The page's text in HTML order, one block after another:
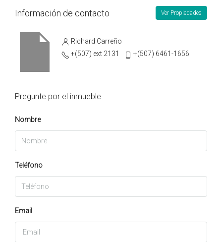
Información de contacto Ver Propiedades
Richard Carreño
+(507) ext 2131
+(507) 6461-1656
Pregunte por el inmueble
Nombre
Teléfono
Email